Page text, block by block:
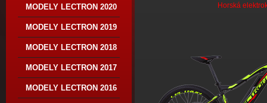
MODELY LECTRON 2020
MODELY LECTRON 2019
MODELY LECTRON 2018
MODELY LECTRON 2017
MODELY LECTRON 2016
Horská